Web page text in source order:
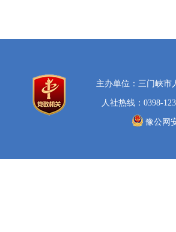
主办单位：三门峡
人社热线：0398-
豫公网